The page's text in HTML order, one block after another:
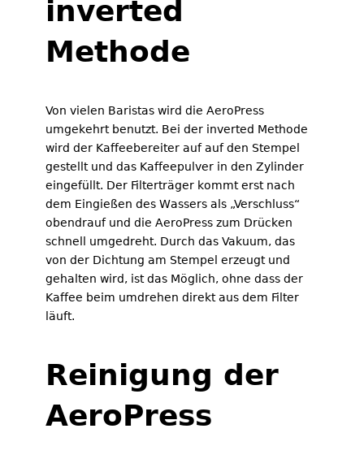
inverted
Methode
Von vielen Baristas wird die AeroPress
umgekehrt benutzt. Bei der inverted Methode
wird der Kaffeebereiter auf auf den Stempel
gestellt und das Kaffeepulver in den Zylinder
eingefüllt. Der Filterträger kommt erst nach
dem Eingießen des Wassers als „Verschluss“
obendrauf und die AeroPress zum Drücken
schnell umgedreht. Durch das Vakuum, das
von der Dichtung am Stempel erzeugt und
gehalten wird, ist das Möglich, ohne dass der
Kaffee beim umdrehen direkt aus dem Filter
läuft.
Reinigung der
AeroPress